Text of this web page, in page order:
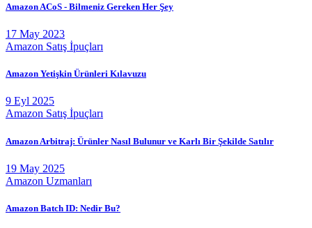
Amazon ACoS - Bilmeniz Gereken Her Şey
17 May 2023
Amazon Satış İpuçları
Amazon Yetişkin Ürünleri Kılavuzu
9 Eyl 2025
Amazon Satış İpuçları
Amazon Arbitraj: Ürünler Nasıl Bulunur ve Karlı Bir Şekilde Satılır
19 May 2025
Amazon Uzmanları
Amazon Batch ID: Nedir Bu?